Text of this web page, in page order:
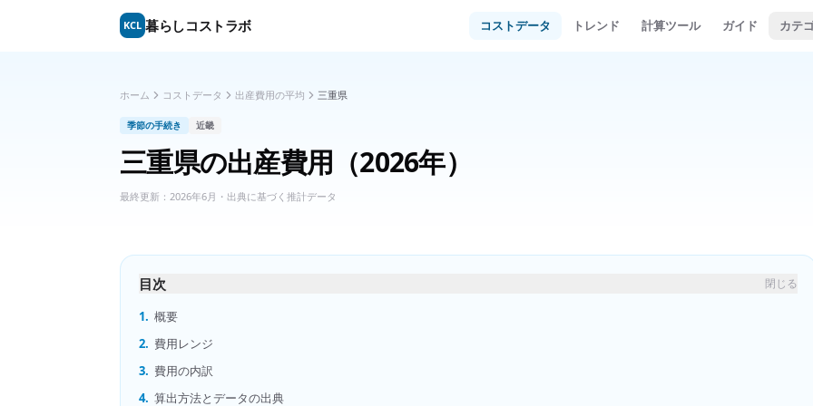
KCL 暮らしコストラボ コストデータ トレンド 計算ツール ガイド カテ
ホーム コストデータ 出産費用の平均 三重県
季節の手続き 近畿
三重県の出産費用 （2026年）
最終更新： 2026年6月 ・出典に基づく推計データ
目次 閉じる
1. 概要
2. 費用レンジ
3. 費用の内訳
4. 算出方法とデータの出典